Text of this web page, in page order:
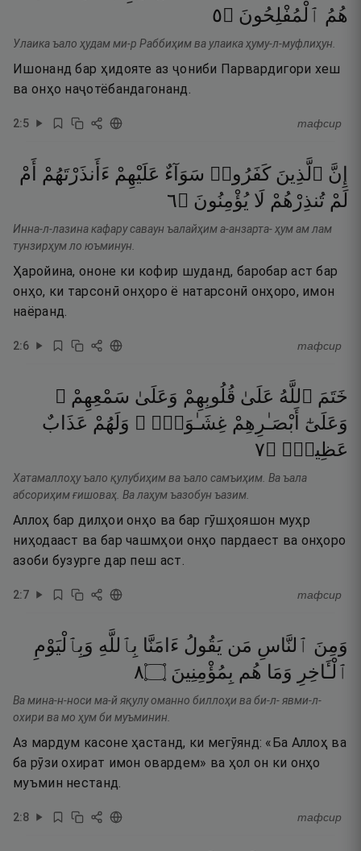
هُمُ ٱلْمُفْلِحُونَ ۝٥
Улаика ъало ҳудам ми-р Раббиҳим ва улаика ҳуму-л-муфлиҳун.
Ишонанд бар ҳидояте аз ҷониби Парвардигори хеш
ва онҳо наҷотёбандагонанд.
2:5 тафсир
إِنَّ ٱلَّذِينَ كَفَرُوا۟ سَوَآءٌ عَلَيْهِمْ ءَأَنذَرْتَهُمْ
أَمْ
لَمْ تُنذِرْهُمْ لَا يُؤْمِنُونَ ۝٦
Инна-л-лазина кафару саваун ъалайҳим а-анзарта- ҳум ам лам
тунзирҳум ло юъминун.
Ҳаройина, ононе ки кофир шуданд, баробар аст бар
онҳо, ки тарсонӣ онҳоро ё натарсонӣ онҳоро, имон
наёранд.
2:6 тафсир
خَتَمَ ٱللَّهُ عَلَىٰ قُلُوبِهِمْ وَعَلَىٰ سَمْعِهِمْ ۖ
وَعَلَىٰٓ أَبْصَـٰرِهِمْ غِشَـٰوَةٌۭ ۖ وَلَهُمْ عَذَابٌ
عَظِيمٌۭ ۝٧
Хатамаллоҳу ъало қулубиҳим ва ъало самъиҳим. Ва ъала
абсориҳим ғишоваҳ. Ва лаҳум ъазобун ъазим.
Аллоҳ бар дилҳои онҳо ва бар гӯшҳояшон муҳр
ниҳодааст ва бар чашмҳои онҳо пардаест ва онҳоро
азоби бузурге дар пеш аст.
2:7 тафсир
وَمِنَ ٱلنَّاسِ مَن يَقُولُ ءَامَنَّا بِٱللَّهِ وَبِٱلْيَوْمِ
ٱلْـَٔاخِرِ وَمَا هُم بِمُؤْمِنِينَ ۝٨
Ва мина-н-носи ма-й яқулу оманно биллоҳи ва би-л- явми-л-
охири ва мо ҳум би муъминин.
Аз мардум касоне ҳастанд, ки мегӯянд: «Ба Аллоҳ ва
ба рӯзи охират имон овардем» ва ҳол он ки онҳо
муъмин нестанд.
2:8 тафсир